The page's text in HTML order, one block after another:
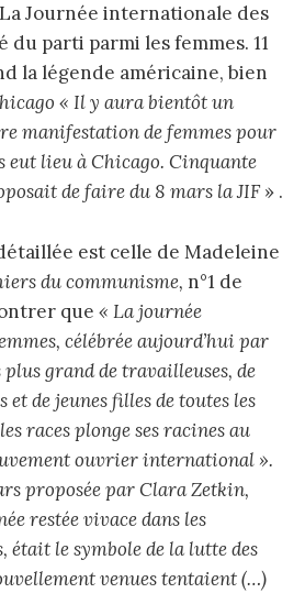
Journée internationale des
du parti parmi les femmes. 11
la légende américaine, bien
« Il y aura bientôt un
manifestation de femmes pour
eut lieu à Chicago. Cinquante
de faire du 8 mars la JIF» .
est celle de Madeleine
du communisme, n°1 de
que « La journée
célébrée aujourd’hui par
grand de travailleuses, de
et de jeunes filles de toutes les
races plonge ses racines au
ouvrier international ».
proposée par Clara Zetkin,
restée vivace dans les
était le symbole de la lutte des
venues tentaient (…)